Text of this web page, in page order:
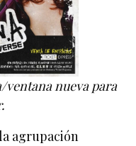
nueva para
agrupación